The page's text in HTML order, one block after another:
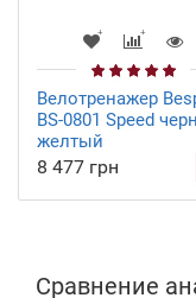
Велотренажер
BS-0801 Speed
желтый
8 477 грн
Сравнение